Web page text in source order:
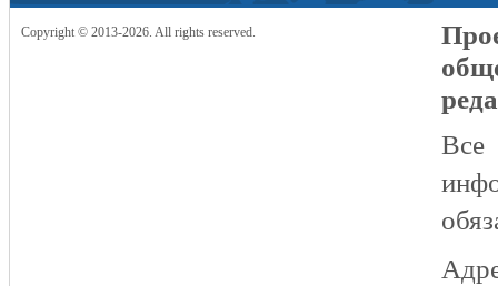
Copyright © 2013-2026. All rights reserved.